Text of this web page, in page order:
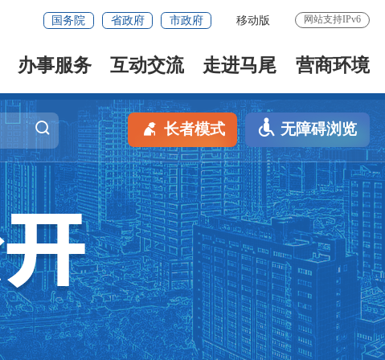
国务院 省政府 市政府 移动版 网站支持IPv6
办事服务 互动交流 走进马尾 营商环境
长者模式 无障碍浏览